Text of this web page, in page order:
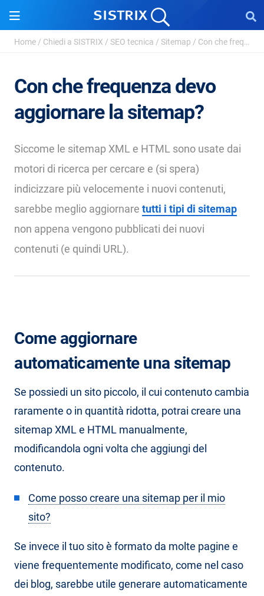
Home / Chiedi a SISTRIX / SEO tecnica / Sitemap / Con che frequenza devo aggiornare la sitemap?
Con che frequenza devo
aggiornare la sitemap?
Siccome le sitemap XML e HTML sono usate dai
motori di ricerca per cercare e (si spera)
indicizzare più velocemente i nuovi contenuti,
sarebbe meglio aggiornare tutti i tipi di sitemap
non appena vengono pubblicati dei nuovi
contenuti (e quindi URL).
Come aggiornare
automaticamente una sitemap
Se possiedi un sito piccolo, il cui contenuto cambia
raramente o in quantità ridotta, potrai creare una
sitemap XML e HTML manualmente,
modificandola ogni volta che aggiungi del
contenuto.
Come posso creare una sitemap per il mio
sito?
Se invece il tuo sito è formato da molte pagine e
viene frequentemente modificato, come nel caso
dei blog, sarebbe utile generare automaticamente